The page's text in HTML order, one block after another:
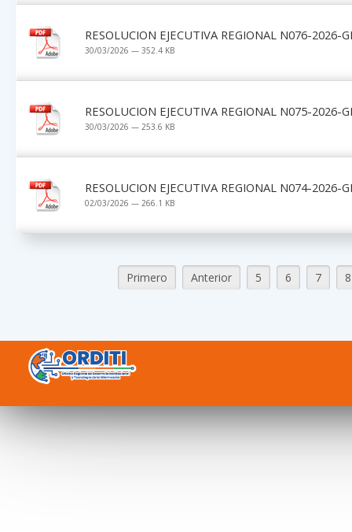
RESOLUCION EJECUTIVA REGIONAL N076-2026-
30/03/2026 — 352.4 KB
RESOLUCION EJECUTIVA REGIONAL N075-2026-
30/03/2026 — 253.6 KB
RESOLUCION EJECUTIVA REGIONAL N074-2026-
02/03/2026 — 266.1 KB
Primero Anterior 5 6 7 8